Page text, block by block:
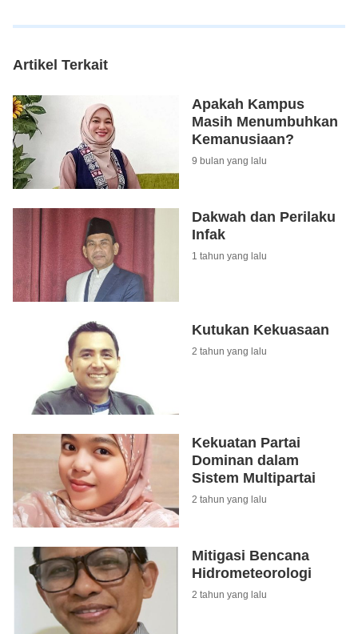
Artikel Terkait
Apakah Kampus
Masih Menumbuhkan
Kemanusiaan?
9 bulan yang lalu
Dakwah dan Perilaku
Infak
1 tahun yang lalu
Kutukan Kekuasaan
2 tahun yang lalu
Kekuatan Partai
Dominan dalam
Sistem Multipartai
2 tahun yang lalu
Mitigasi Bencana
Hidrometeorologi
2 tahun yang lalu